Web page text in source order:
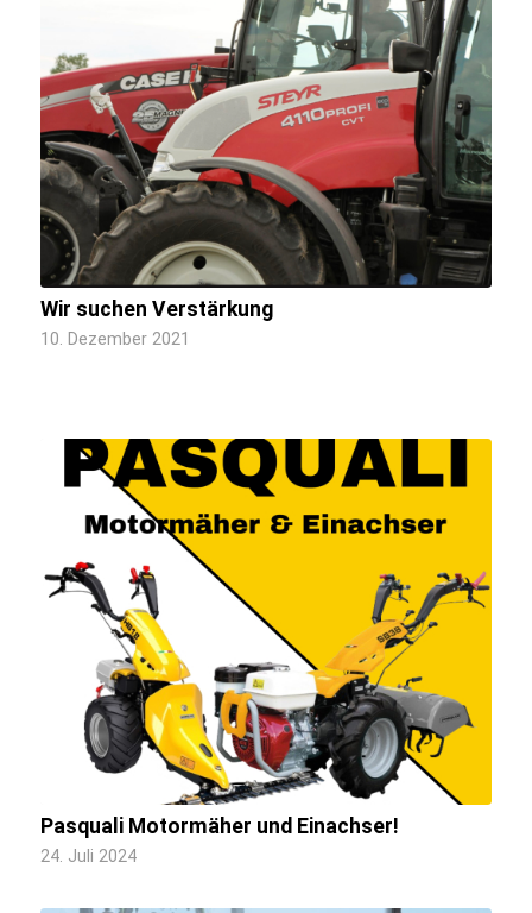
Wir suchen Verstärkung
10. Dezember 2021
Pasquali Motormäher und Einachser!
24. Juli 2024